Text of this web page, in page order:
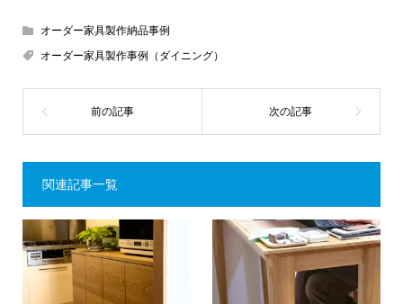
オーダー家具製作納品事例
オーダー家具製作事例（ダイニング）
関連記事一覧